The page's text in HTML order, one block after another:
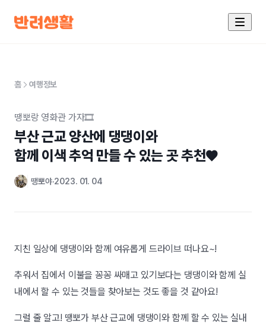
홈 여행정보
땡뽀랑 영화관 가자🎞️
부산 근교 양산에 댕댕이와
함께 이색 추억 만들 수 있는 곳 추천♥
땡뽀야 2023. 01. 04
지친 일상에 댕댕이와 함께 여유롭게 드라이브 떠나요~!
추워서 집에서 이불을 꽁꽁 싸매고 있기보다는 댕댕이와 함께 실
내에서 할 수 있는 것들을 찾아보는 것도 좋을 것 같아요!
그럴 줄 알고! 땡뽀가 부산 근교에 댕댕이와 함께 할 수 있는 실내